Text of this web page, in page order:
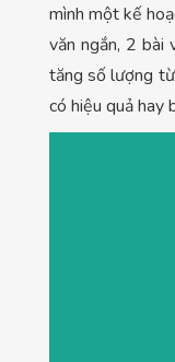
mình một kế
văn ngắn, 2 bài
tăng số lượng
có hiệu quả hay